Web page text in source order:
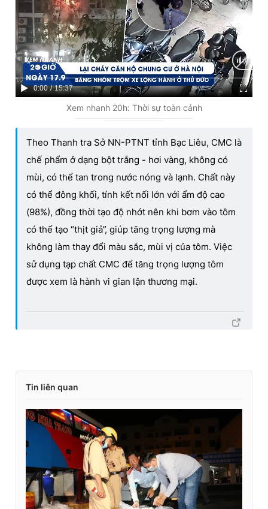
C
r
e
n
t
T
i
m
e
0:00 / D
a
t
i
o
n
15:37
Xem nhanh 20h: Thời sự toàn cảnh
Theo Thanh tra Sở NN-PTNT tỉnh Bạc Liêu, CMC là
chế phẩm ở dạng bột trắng - hơi vàng, không có
mùi, có thể tan trong nước nóng và lạnh. Chất này
có thể đông khối, tính kết nối lớn với ẩm độ cao
(98%), đồng thời tạo độ nhớt nên khi bơm vào tôm
có thể tạo “thịt giả”, giúp tăng trọng lượng mà
không làm thay đổi màu sắc, mùi vị của tôm. Việc
sử dụng tạp chất CMC để tăng trọng lượng tôm
được xem là hành vi gian lận thương mại.
Tin liên quan